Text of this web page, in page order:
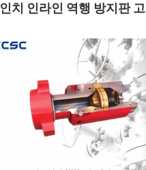
치 인라인 역행 방지판